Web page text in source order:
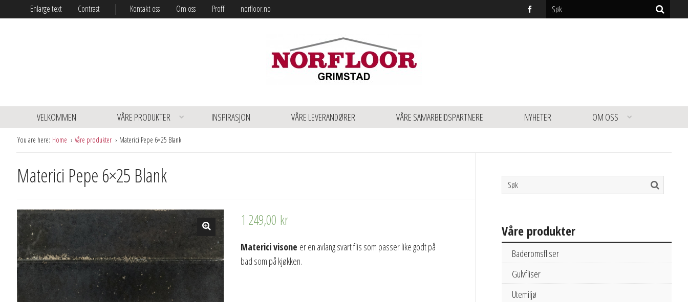
Enlarge text Contrast Kontakt oss Om oss Proff norfloor.no
VELKOMMEN VÅRE PRODUKTER INSPIRASJON VÅRE LEVERANDØRER VÅRE SAMARBEIDSPARTNERE NYHETER OM OSS
You are here: Home Våre produkter Materici Pepe 6×25 Blank
Materici Pepe 6×25 Blank
1 249,00 kr
Materici visone er en avlang svart flis som passer like godt på
bad som på kjøkken.
Våre produkter
Baderomsfliser
Gulvfliser
Utemiljø